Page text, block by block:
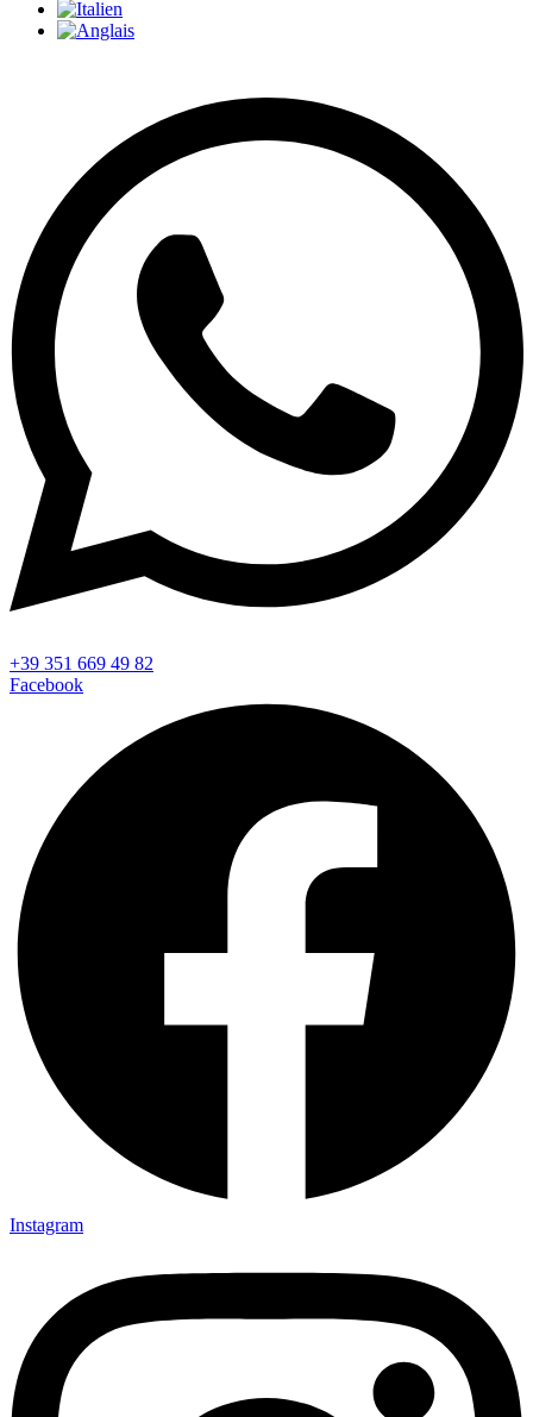
+39 351 669 49 82
Facebook
Instagram